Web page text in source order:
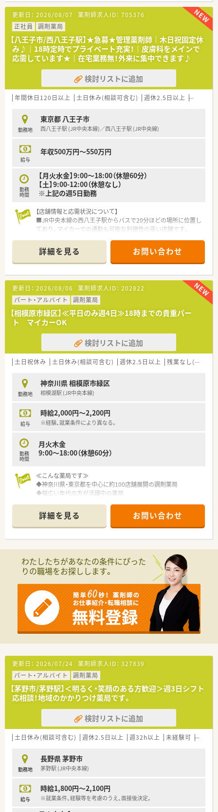
【募集背景と求める人物像について】
■新規開設に伴うオープニングスタッフの募集であり、新しい店
舗作りに関わることができます。
■人柄を重視した採用を行っており、50代のベテラン薬剤師の
方も歓迎しています。
■ブランクがある方でも応募が可能であり、これまでの経験を活
かして再び活躍いただける環境です。
【法人特徴について】
■府中市薬剤師会会長を務める代表のもと、30年以上にわたり
地域医療に貢献しており、近隣の医療機関とも良好な関係が築か
■従業員の定着率が高く、20年以上勤務しているベテランスタ
ッフも多く在籍しています。
■小規模ながらも法令順守の意識が高く、しっかりとした就業規
更新日： 2026/08/07 薬剤師求人ID： 705376
正社員
調剤薬局
【八王子市/西八王子駅】★急募★管理薬剤師｜木日祝固定休
み♪｜18時定時でプライベート充実！｜皮膚科をメインで
応需しています★｜在宅業務無！外来に集中できます♪
検討リストに追加
年間休日120日以上 土日休み(相談可含む) 週休2.5日以上 週32h以
勤務地
東京都 八王子市
西八王子駅 (JR中央本線)／西八王子駅 (JR中央線)
給与
年収500万円～550万円
勤務
時間
【月火水金】9:00～18:00（休憩60分）
【土】9:00-12:00（休憩なし）
※上記の週5日勤務
【店舗情報と応需状況について】
■JR中央本線の西八王子駅からバスで20分ほどの場所に位置し
ており、マイカーでの通勤も可能な利便性の高い店舗です。
の領域において専門的な知識を深めることができる環境です。
■常勤薬剤師1名と非常勤3名に加えて事務4名が在籍しており、
スタッフ全員で協力しながら円滑に業務を行っています。
【求人情報について】
■正社員の管理薬剤師候補として年収500万円から550万円を想
定しており、ご経験やスキルに応じて適正に評価されます。
■木・日・祝日が固定休の週休2.5日制を導入しており、年間休日
も120日以上と非常に多いため休息をしっかり確保できます。
■社会保険完備はもちろんのこと、昇給や賞与の制度も整ってお
り、安心して長く勤め続けられる待遇をご用意しております。
【こんな方にオススメ】
■年間休日が120日以上ありプライベートを重視したい方に最
す。
■18時に終業するため夜は自分の時間を大切にしたい方や、家
庭との両立を図りながら正社員として働きたい方にぴったりで
■皮膚科の処方を集中的に学びたい方や、将来的に管理薬剤師と
して店舗運営に携わりたい意欲のある方を心より歓迎します。
詳細を見る お問い合わせ
更新日： 2026/08/06 薬剤師求人ID： 202822
パート・アルバイト
調剤薬局
【相模原市緑区】≪平日のみ週4日≫18時までの貴重パー
ト マイカーOK
検討リストに追加
土日祝休み 土日休み(相談可含む) 週休2.5日以上 残業なし(ほぼなし含む)
勤務地
神奈川県 相模原市緑区
相模湖駅 (JR中央本線)
給与
時給2,000円～2,200円
※経験、就業条件により異なる。
勤務
時間
月火木金
9:00～18:00（休憩60分）
≪こんな薬局です≫
◆神奈川県・東京都を中心に約100店舗展開の調剤薬局
◆幅広い年代の方が活躍中の薬局
◆週4日の社会保険加入パート
◆残業なくプライベートとも両立しやすい店舗
◆色々な科目を勉強できますが、枚数は落ち着いており働きやす
い環境です
詳細を見る お問い合わせ
わたしたちがあなたの条件にぴった
りの職場をお探しします。
更新日： 2026/07/24 薬剤師求人ID： 327839
パート・アルバイト
調剤薬局
【茅野市/茅野駅】＜明るく・笑顔のある方歓迎＞週3日シフト
応相談！地域のかかりつけ薬局です。
検討リストに追加
土日休み(相談可含む) 週休2.5日以上 週32h以上 未経験可 ブラン
勤務地
長野県 茅野市
茅野駅 (JR中央本線)
給与
時給1,800円～2,100円
※就業条件、経験等を考慮のうえ、面接後決定。